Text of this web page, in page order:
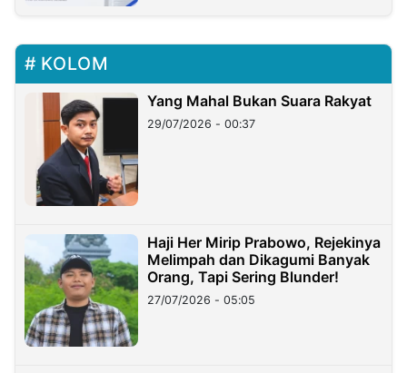
KOLOM
Yang Mahal Bukan Suara Rakyat
29/07/2026 - 00:37
Haji Her Mirip Prabowo, Rejekinya
Melimpah dan Dikagumi Banyak
Orang, Tapi Sering Blunder!
27/07/2026 - 05:05